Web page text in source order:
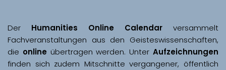
Der Humanities Online Calendar versammelt
Fachveranstaltungen aus den Geisteswissenschaften,
die online übertragen werden. Unter Aufzeichnungen
finden sich zudem Mitschnitte vergangener, öffentlich